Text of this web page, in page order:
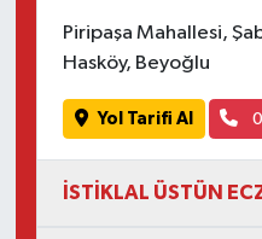
Piripaşa Mahallesi,
Hasköy, Beyoğlu
Yol Tarifi Al
İSTİKLAL ÜSTÜN